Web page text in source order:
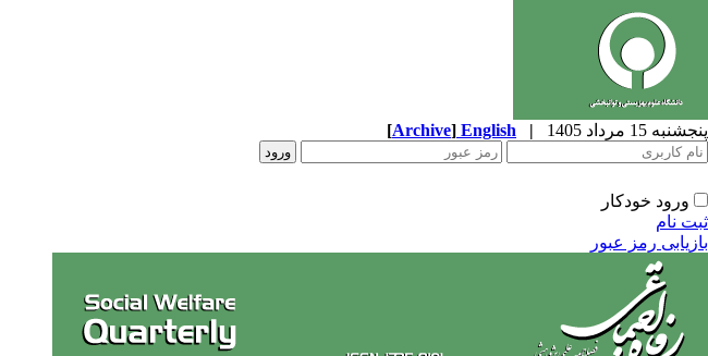
پنجشنبه 15 مرداد 1405 |
English
[Archive]
ورود خودکار
ثبت نام
بازیابی رمز عبور